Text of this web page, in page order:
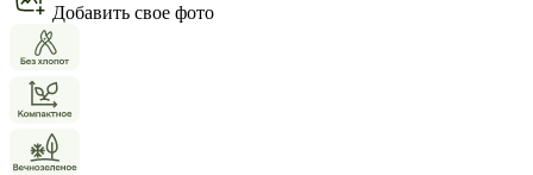
Добавить свое фото